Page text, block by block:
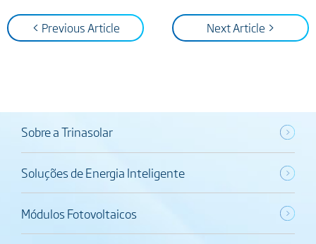
< Previous Article Next Article >
Sobre a Trinasolar
Soluções de Energia Inteligente
Módulos Fotovoltaicos